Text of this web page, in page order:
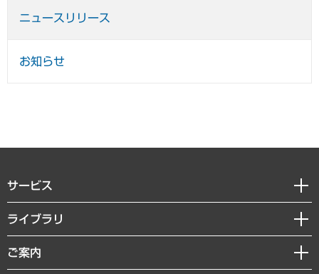
ニュースリリース
お知らせ
サービス
経営戦略
組織・人事戦略
デジタルイノベーション
ライブラリ
経済調査
レポート
ご案内